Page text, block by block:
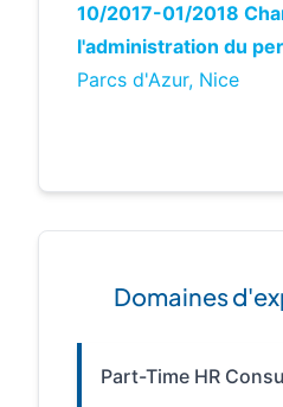
10/2017-01/2018
l'administration du
Parcs d'Azur, Nice
Domaines
Part-Time HR